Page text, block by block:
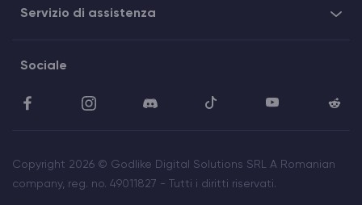
Servizio di assistenza
Sociale
Copyright 2026 © Godlike Digital Solutions SRL A Romanian
company, reg. no. 49011827 - Tutti i diritti riservati.